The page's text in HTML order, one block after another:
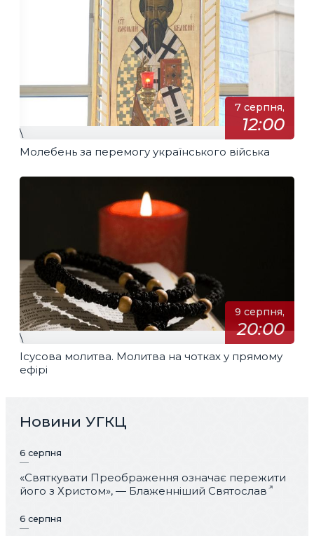
7 серпня,
12:00
\
Молебень за перемогу українського війська
9 серпня,
20:00
\
Ісусова молитва. Молитва на чотках у прямому
ефірі
Новини УГКЦ
6 серпня
«Святкувати Преображення означає пережити
його з Христом», — Блаженніший Святослав
6 серпня